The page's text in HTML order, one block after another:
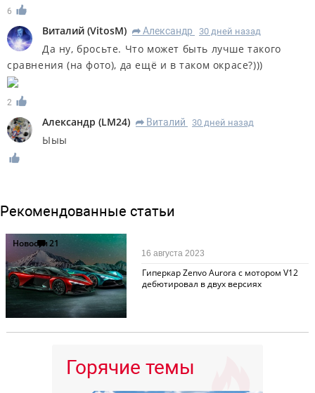
6
Виталий (VitosM) R Александр 30 дней назад
Да ну, бросьте. Что может быть лучше такого
сравнения (на фото), да ещё и в таком окрасе?)))
2
Александр (LM24) R Виталий 30 дней назад
Ыыы
Рекомендованные статьи
Новости21
Гиперкар Zenvo Aurora с мотором V12
дебютировал в двух версиях
16 августа 2023
Горячие темы